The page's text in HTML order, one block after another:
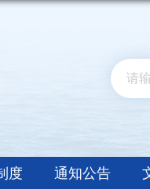
度 通知公告